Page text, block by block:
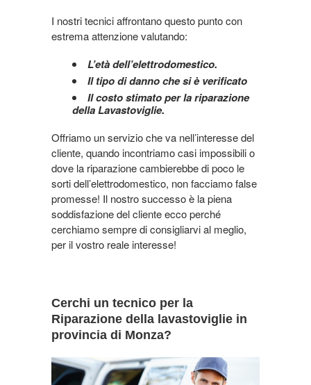
I nostri tecnici affrontano questo punto con
estrema attenzione valutando:
L’età dell’elettrodomestico.
Il tipo di danno che si è verificato
Il costo stimato per la riparazione
della Lavastoviglie.
Offriamo un servizio che va nell’interesse del
cliente, quando incontriamo casi impossibili o
dove la riparazione cambierebbe di poco le
sorti dell’elettrodomestico, non facciamo false
promesse! Il nostro successo è la piena
soddisfazione del cliente ecco perché
cerchiamo sempre di consigliarvi al meglio,
per il vostro reale interesse!
Cerchi un tecnico per la
Riparazione della lavastoviglie in
provincia di Monza?